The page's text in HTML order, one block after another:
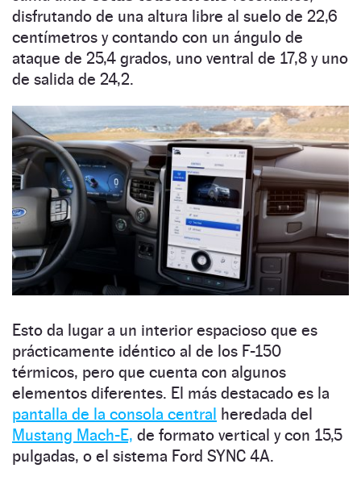
disfrutando de una altura libre al suelo de 22,6
centímetros y contando con un ángulo de
ataque de 25,4 grados, uno ventral de 17,8 y uno
de salida de 24,2.
Esto da lugar a un interior espacioso que es
prácticamente idéntico al de los F-150
térmicos, pero que cuenta con algunos
elementos diferentes. El más destacado es la
pantalla de la consola central heredada del
Mustang Mach-E, de formato vertical y con 15,5
pulgadas, o el sistema Ford SYNC 4A.